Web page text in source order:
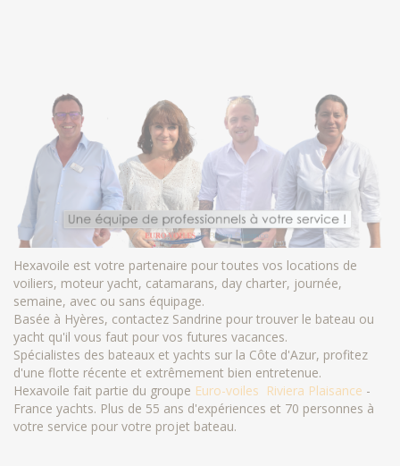
Hexavoile est votre partenaire pour toutes vos locations de
voiliers, moteur yacht, catamarans, day charter, journée,
semaine, avec ou sans équipage.
Basée à Hyères, contactez Sandrine pour trouver le bateau ou
yacht qu'il vous faut pour vos futures vacances.
Spécialistes des bateaux et yachts sur la Côte d'Azur, profitez
d'une flotte récente et extrêmement bien entretenue.
Hexavoile fait partie du groupe Euro-voiles Riviera Plaisance -
France yachts. Plus de 55 ans d'expériences et 70 personnes à
votre service pour votre projet bateau.